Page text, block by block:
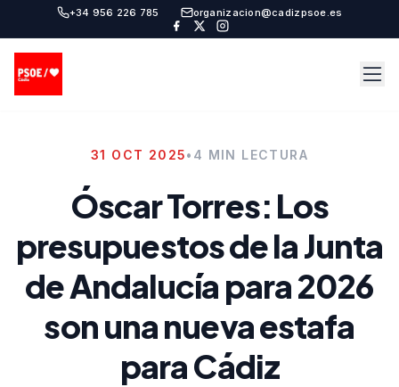
+34 956 226 785 organizacion@cadizpsoe.es
31 OCT 2025• 4 MIN LECTURA
Óscar Torres: Los
presupuestos de la Junta
de Andalucía para 2026
son una nueva estafa
para Cádiz